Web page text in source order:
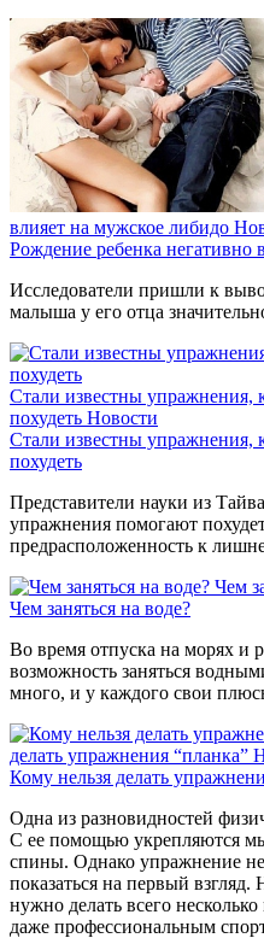
влияет на мужское либидо
Рождение ребенка негативно
Исследователи пришли к
малыша у его отца
Стали известны упражнения,
похудеть Новости
Стали известны упражнения,
похудеть
Представители науки из
упражнения помогают
предрасположенность к
Чем
Чем заняться на воде?
Во время отпуска на морях и
возможность заняться
много, и у каждого свои
делать упражнения “планка”
Кому нельзя делать
Одна из разновидностей
С ее помощью укрепляются
спины. Однако упражнение
показаться на первый
нужно делать всего
даже профессиональным